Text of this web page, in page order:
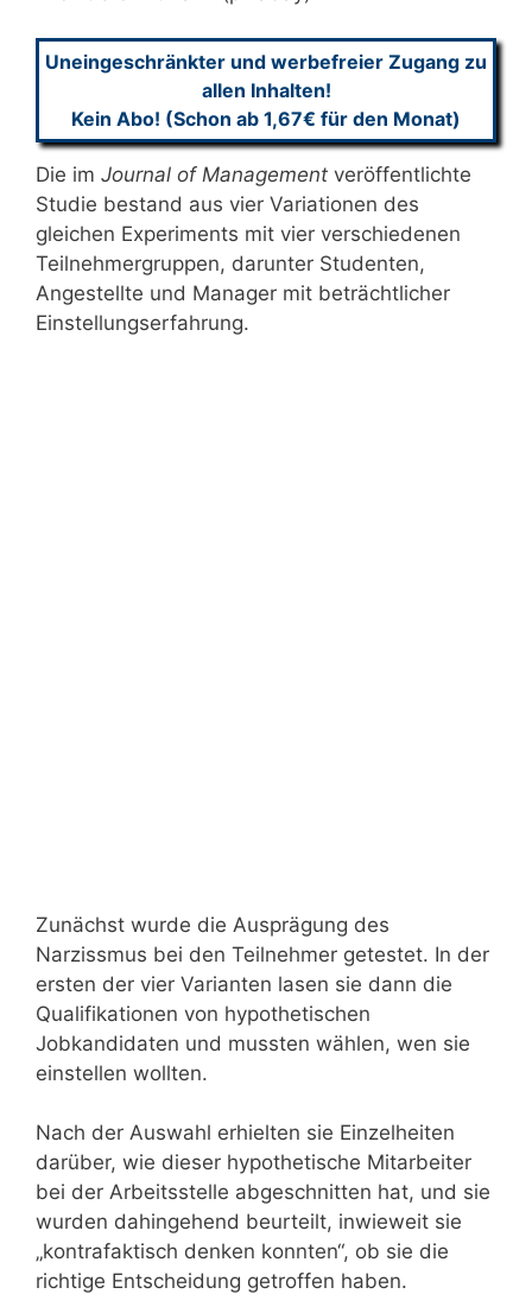
Uneingeschränkter und werbefreier Zugang zu
allen Inhalten!
Kein Abo! (Schon ab 1,67€ für den Monat)
Die im Journal of Management veröffentlichte
Studie bestand aus vier Variationen des
gleichen Experiments mit vier verschiedenen
Teilnehmergruppen, darunter Studenten,
Angestellte und Manager mit beträchtlicher
Einstellungserfahrung.
Zunächst wurde die Ausprägung des
Narzissmus bei den Teilnehmer getestet. In der
ersten der vier Varianten lasen sie dann die
Qualifikationen von hypothetischen
Jobkandidaten und mussten wählen, wen sie
einstellen wollten.
Nach der Auswahl erhielten sie Einzelheiten
darüber, wie dieser hypothetische Mitarbeiter
bei der Arbeitsstelle abgeschnitten hat, und sie
wurden dahingehend beurteilt, inwieweit sie
„kontrafaktisch denken konnten“, ob sie die
richtige Entscheidung getroffen haben.